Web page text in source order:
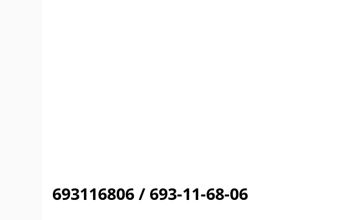
693116806 / 693-11-68-06